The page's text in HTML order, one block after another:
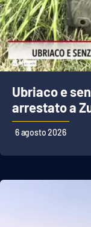
APP
Android
Ubriaco e
arrestato a
6 agosto 2026